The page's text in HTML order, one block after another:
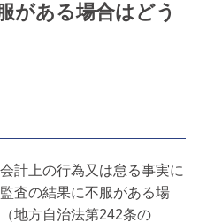
がある場合はどう
計上の行為又は怠る事実に
査の結果に不服がある場
地方自治法第242条の